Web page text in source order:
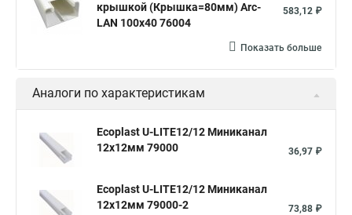
крышкой (Крышка=80мм) Arc-
LAN 100x40 76004
583,12 ₽
Показать больше
Аналоги по характеристикам
Ecoplast U-LITE12/12 Миниканал
12х12мм 79000
36,97 ₽
Ecoplast U-LITE12/12 Миниканал
12х12мм 79000-2
73,88 ₽